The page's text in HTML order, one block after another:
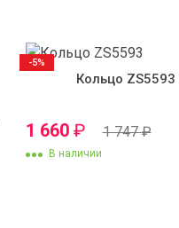
Кольцо ZS5593
1 660 ₽ 1 747₽
В наличии
-5%